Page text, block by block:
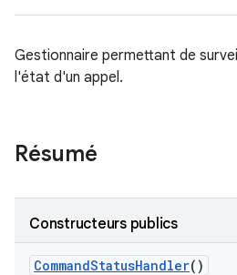
Gestionnaire permettant de
l'état d'un appel.
Résumé
Constructeurs publics
CommandStatusHandler()